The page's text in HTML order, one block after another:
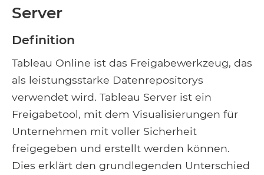
Server
Definition
Tableau Online ist das Freigabewerkzeug, das
als leistungsstarke Datenrepositorys
verwendet wird. Tableau Server ist ein
Freigabetool, mit dem Visualisierungen für
Unternehmen mit voller Sicherheit
freigegeben und erstellt werden können.
Dies erklärt den grundlegenden Unterschied